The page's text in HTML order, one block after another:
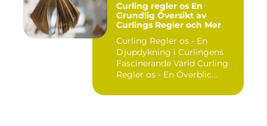
Curling regler os En
Grundlig Översikt av
Curlings Regler och Mer
Curling Regler os - En
Djupdykning i Curlingens
Fascinerande Värld Curling
Regler os - En Överblic...